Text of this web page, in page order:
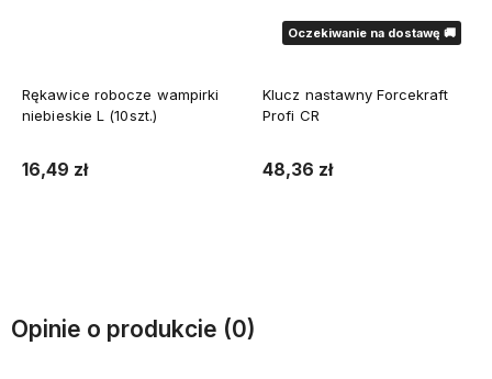
Rękawice robocze wampirki
niebieskie L (10szt.)
16,49 zł
Oczekiwanie na dostawę 🚚
Klucz nastawny Forcekraft
Profi CR
48,36 zł
Opinie o produkcie (0)